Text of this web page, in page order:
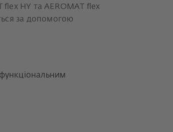
flex HY та AEROMAT flex
за допомогою